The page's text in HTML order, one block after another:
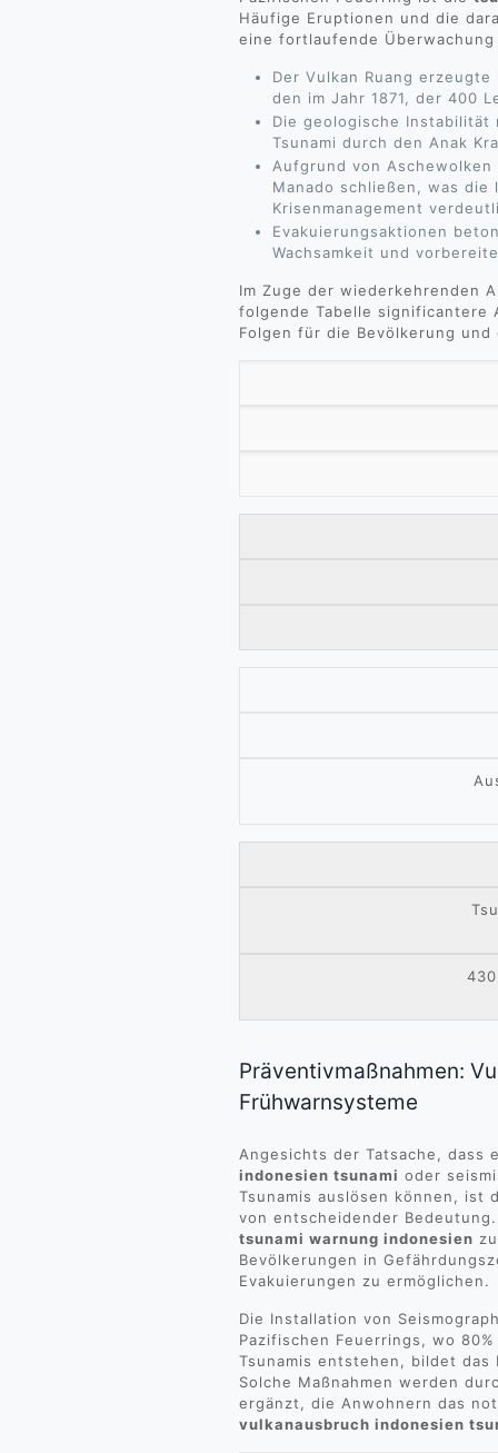
Häufige Eruptionen und die
eine fortlaufende
Der Vulkan Ruang
den im Jahr 1871, der 400
Die geologische
Tsunami durch den Anak
Aufgrund von
Manado schließen, was
Krisenmanagement
Evakuierungsaktionen
Wachsamkeit und
Im Zuge der wiederkehrenden
folgende Tabelle significantere
Folgen für die Bevölkerung
Präventivmaßnahmen:
Frühwarnsysteme
Angesichts der Tatsache,
indonesien tsunami oder
Tsunamis auslösen können, ist
von entscheidender
tsunami warnung indonesien
Bevölkerungen in
Evakuierungen zu ermöglichen.
Die Installation von
Pazifischen Feuerrings, wo
Tsunamis entstehen, bildet das
Solche Maßnahmen werden
ergänzt, die Anwohnern das
vulkanausbruch indonesien